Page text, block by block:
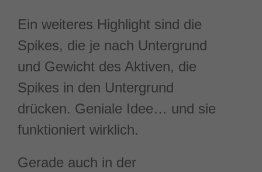
Ein weiteres Highlight sind die
Spikes, die je nach Untergrund
und Gewicht des Aktiven, die
Spikes in den Untergrund
drücken. Geniale Idee… und sie
funktioniert wirklich.
Gerade auch in der